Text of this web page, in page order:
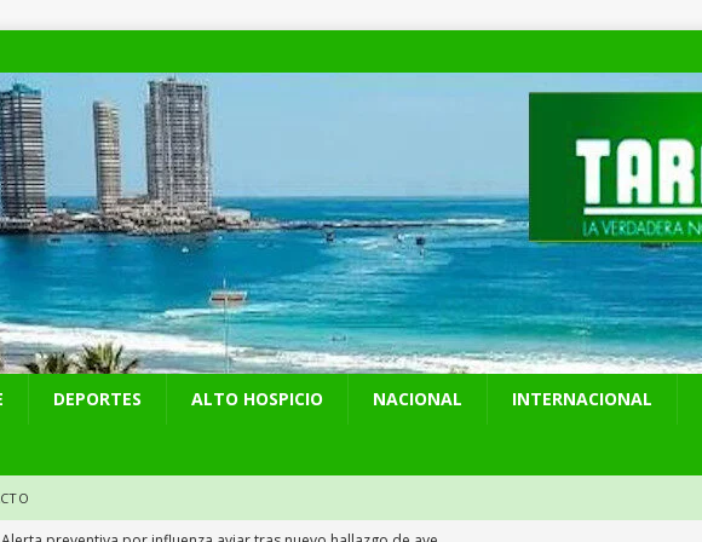
DEPORTES ALTO HOSPICIO NACIONAL INTERNACIONAL